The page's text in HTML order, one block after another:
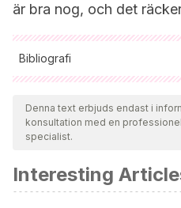
är bra nog, och det
Bibliografi
Samtliga citerade källor har
för att säkerställa deras
giltighet. Bibliografin för denna
Shulz, V. M.LO
basta.
Denna text erbjuds endast i
konsultation med en
specialist.
Interesting